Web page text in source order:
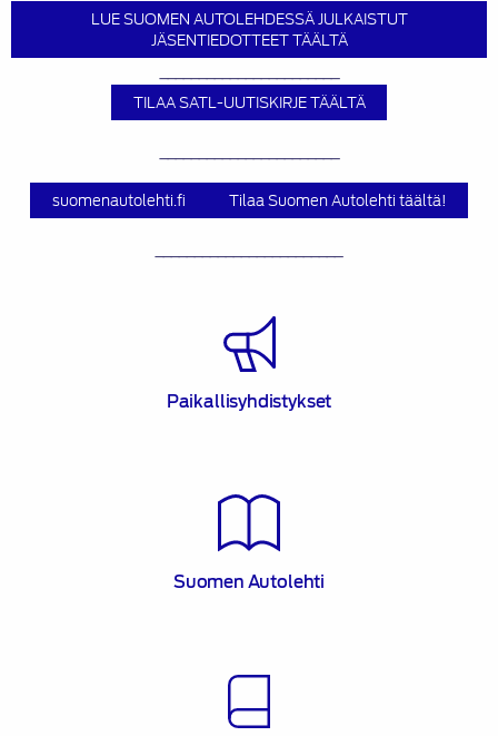
LUE SUOMEN AUTOLEHDESSÄ JULKAISTUT
JÄSENTIEDOTTEET TÄÄLTÄ
TILAA SATL-UUTISKIRJE TÄÄLTÄ
suomenautolehti.fi Tilaa Suomen Autolehti täältä!
Paikallisyhdistykset
Suomen Autolehti
Autolehti
kehittäminen